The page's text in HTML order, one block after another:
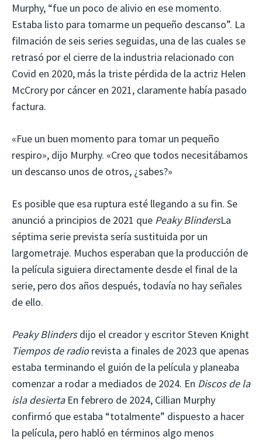
Murphy, “fue un poco de alivio en ese momento.
Estaba listo para tomarme un pequeño descanso”. La
filmación de seis series seguidas, una de las cuales se
retrasó por el cierre de la industria relacionado con
Covid en 2020, más la triste pérdida de la actriz Helen
McCrory por cáncer en 2021, claramente había pasado
factura.
«Fue un buen momento para tomar un pequeño
respiro», dijo Murphy. «Creo que todos necesitábamos
un descanso unos de otros, ¿sabes?»
Es posible que esa ruptura esté llegando a su fin. Se
anunció a principios de 2021 que Peaky BlindersLa
séptima serie prevista sería sustituida por un
largometraje. Muchos esperaban que la producción de
la película siguiera directamente desde el final de la
serie, pero dos años después, todavía no hay señales
de ello.
Peaky Blindersdijo el creador y escritor Steven Knight
Tiempos de radiorevista a finales de 2023 que apenas
estaba terminando el guión de la película y planeaba
comenzar a rodar a mediados de 2024. En Discos de la
isla desiertaEn febrero de 2024, Cillian Murphy
confirmó que estaba “totalmente” dispuesto a hacer
la película, pero habló en términos algo menos